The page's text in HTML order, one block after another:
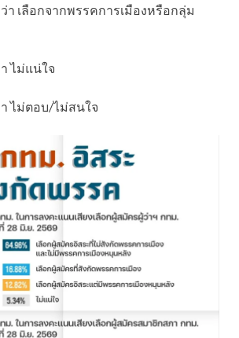
า เลือกจากพรรคการเมืองหรือกลุ่ม
ไม่แน่ใจ
ไม่ตอบ/ไม่สนใจ